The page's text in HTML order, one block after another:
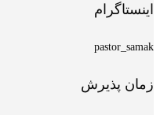
اینستاگرام
pastor_samak
زمان پذیرش